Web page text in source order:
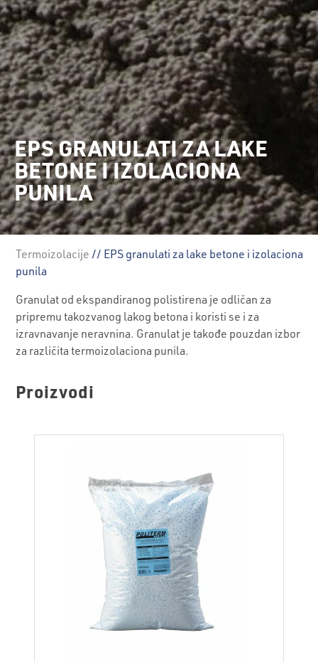
EPS GRANULATI ZA LAKE
BETONE I IZOLACIONA
PUNILA
Termoizolacije // EPS granulati za lake betone i izolaciona
punila
Granulat od ekspandiranog polistirena je odličan za
pripremu takozvanog lakog betona i koristi se i za
izravnavanje neravnina. Granulat je takođe pouzdan izbor
za različita termoizolaciona punila.
Proizvodi